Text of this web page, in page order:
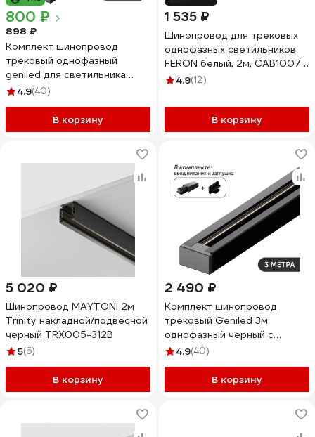
800 ₽
898 ₽
Комплект шинопровод
трековый однофазный
geniled для светильника
прожектора 1 метр черный с
с накладным и подвесным
монтажом 22070
4.9(40)
В корзину
1 535 ₽
Шинопровод для трековых
однофазных светильников
FERON белый, 2м, CAB1007,
51888
4.9(12)
В корзину
5 020 ₽
Шинопровод MAYTONI 2м
Trinity накладной/подвесной
черный TRX005-312B
5(6)
В корзину
2 490 ₽
Комплект шинопровод
трековый Geniled 3м
однофазный черный с
вводом питания и заглушкой
4.9(40)
В корзину